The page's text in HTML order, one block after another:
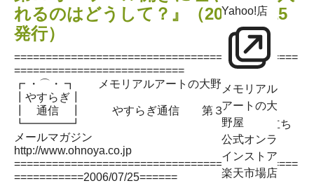
Yahoo!店
メモリアル
アートの大
野屋
公式オンラ
インストア
楽天市場店
れるのはどうして？』（2006/07/25
発行）
=============================================
===========================
┏ ・⌒・ ┓ メモリアルアートの大野屋
┃やすらぎ┃
┃ 通信 ┃ やすらぎ通信 第３０号
┗━━━━┛ 仏事お役立ち
メールマガジン
http://www.ohnoya.co.jp
=============================================
===========2006/07/25======